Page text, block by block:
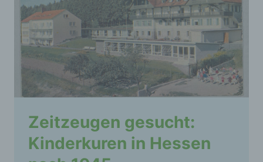
Zeitzeugen gesucht:
Kinderkuren in Hessen